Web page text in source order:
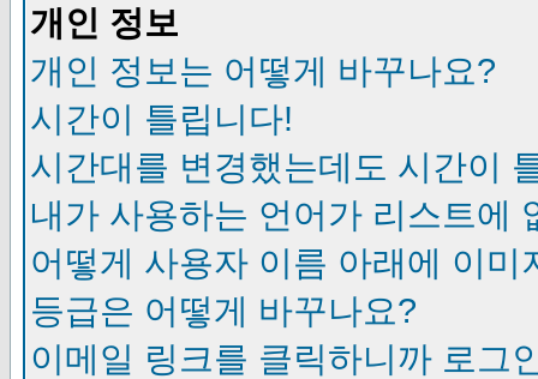
개인 정보
개인 정보는 어떻게 바꾸나요?
시간이 틀립니다!
시간대를 변경했는데도 시간이
내가 사용하는 언어가 리스트에
어떻게 사용자 이름 아래에 이미
등급은 어떻게 바꾸나요?
이메일 링크를 클릭하니까 로그